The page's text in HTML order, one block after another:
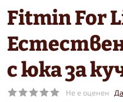
Fitmin For
с юка за
Не е оценен